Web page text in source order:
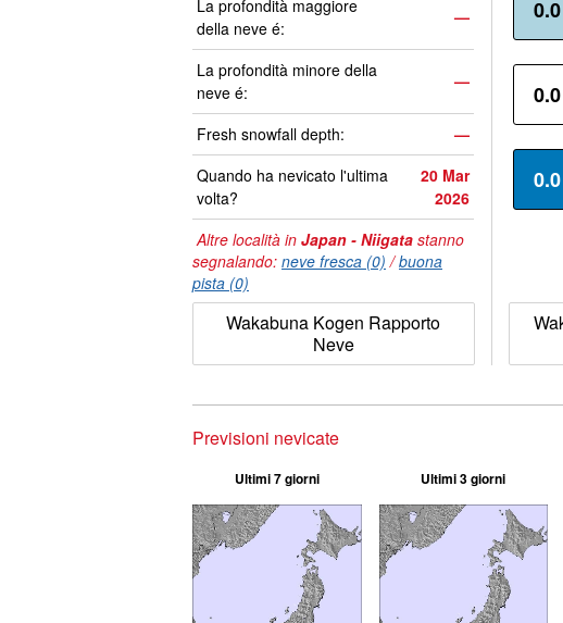
La profondità maggiore
della neve é:
—
La profondità minore della
neve é:
—
Fresh snowfall depth:
—
Quando ha nevicato l'ultima
volta?
20 Mar
2026
Altre località in Japan - Niigata stanno
segnalando: neve fresca (0) /buona
pista (0)
Wakabuna Kogen Rapporto
Neve
0.0
0.0
0.0
Previsioni nevicate
Ultimi 7 giorni Ultimi 3 giorni